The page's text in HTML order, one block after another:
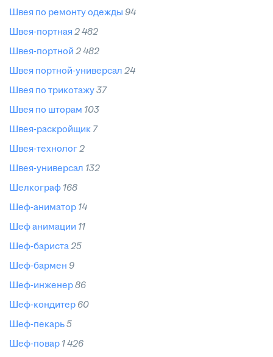
швея по ремонту одежды 94
швея-портная 2 482
швея-портной 2 482
швея портной-универсал 24
швея по трикотажу37
швея по шторам 103
швея-раскройщик 7
швея-технолог 2
швея-универсал 132
шелкограф 168
шеф-аниматор 14
шеф анимации 11
шеф-бариста 25
шеф-бармен 9
шеф-инженер86
шеф-кондитер 60
шеф-пекарь5
шеф-повар 1 426